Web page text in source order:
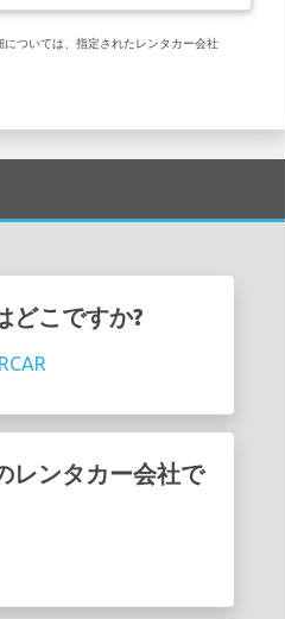
ついては、指定されたレンタカー会社
どこですか?
レンタカー会社で